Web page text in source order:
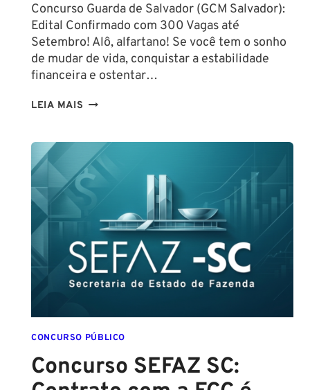
Concurso Guarda de Salvador (GCM Salvador):
Edital Confirmado com 300 Vagas até
Setembro! Alô, alfartano! Se você tem o sonho
de mudar de vida, conquistar a estabilidade
financeira e ostentar…
LEIA MAIS CONCURSO
SALVADOR
(GCM
SALVADOR):
CONFIRMADO
SETEMBRO!
CONCURSO PÚBLICO
Concurso SEFAZ SC: